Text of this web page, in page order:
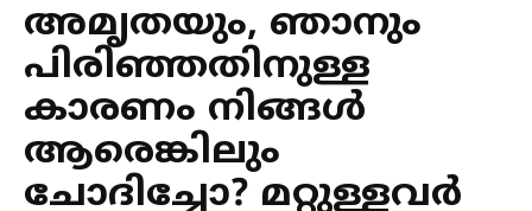
അമൃതയും, ഞാനും
പിരിഞ്ഞതിനുള്ള
കാരണം നിങ്ങൾ
ആരെങ്കിലും
ചോദിച്ചോ? മറ്റുള്ളവർ